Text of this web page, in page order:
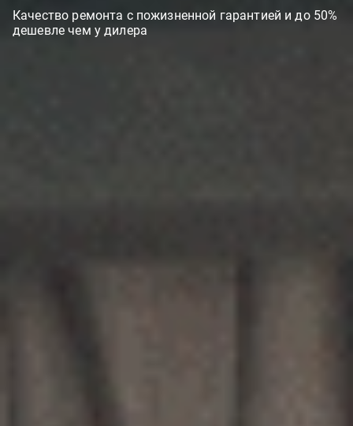
Качество ремонта с пожизненной гарантией и до 50%
дешевле чем у дилера